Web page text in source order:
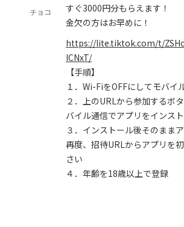
チョコ
すぐ3000円分もらえます！
金欠の方はお早めに！
https://lite.tiktok.com/t/
ICNxT/
【手順】
１．Wi-FiをOFFにしてモバイ
２．上のURLから参加するボ
バイル通信でアプリをインス
３．インストール後そのまま
再度、招待URLからアプリを
さい
４．年齢を18歳以上で登録